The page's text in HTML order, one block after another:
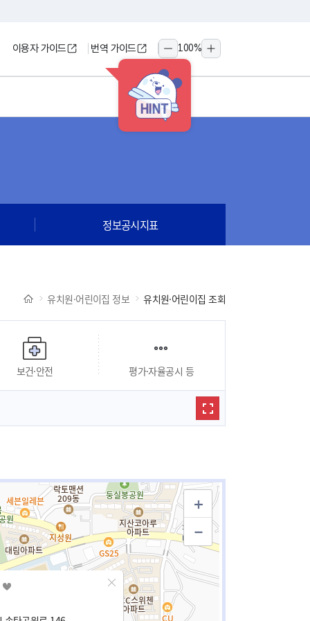
HINT
이용자 가이드 번역 가이드
축소
100%
확대
정보공시지표
유치원·어린이집 정보 유치원·어린이집 조회
보건·안전 평가·자율공시 등